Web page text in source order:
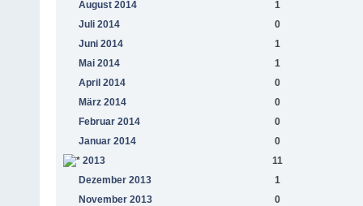
August 2014
1
Juli 2014
0
Juni 2014
1
Mai 2014
1
April 2014
0
März 2014
0
Februar 2014
0
Januar 2014
0
2013
11
Dezember 2013
1
November 2013
0